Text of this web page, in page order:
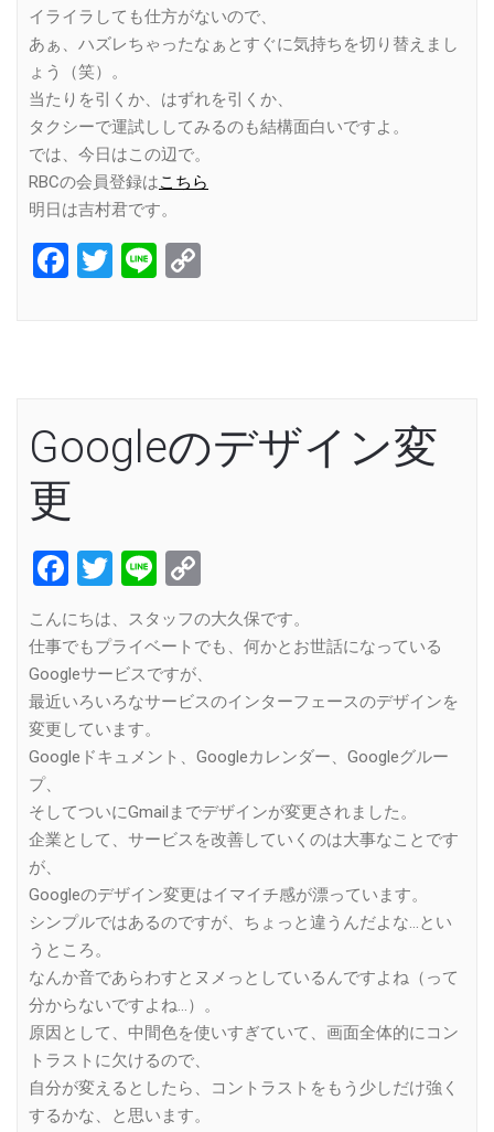
イライラしても仕方がないので、
あぁ、ハズレちゃったなぁとすぐに気持ちを切り替えまし
ょう（笑）。
当たりを引くか、はずれを引くか、
タクシーで運試ししてみるのも結構面白いですよ。
では、今日はこの辺で。
RBCの会員登録はこちら
明日は吉村君です。
Facebook
Twitter
Line
Googleのデザイン変
更
Facebook
Twitter
Line
Link
こんにちは、スタッフの大久保です。
仕事でもプライベートでも、何かとお世話になっている
Googleサービスですが、
最近いろいろなサービスのインターフェースのデザインを
変更しています。
Googleドキュメント、Googleカレンダー、Googleグルー
プ、
そしてついにGmailまでデザインが変更されました。
企業として、サービスを改善していくのは大事なことです
が、
Googleのデザイン変更はイマイチ感が漂っています。
シンプルではあるのですが、ちょっと違うんだよな…とい
うところ。
なんか音であらわすとヌメっとしているんですよね（って
分からないですよね…）。
原因として、中間色を使いすぎていて、画面全体的にコン
トラストに欠けるので、
自分が変えるとしたら、コントラストをもう少しだけ強く
するかな、と思います。